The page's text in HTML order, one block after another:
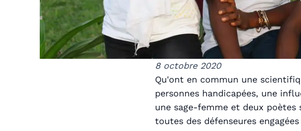
8 octobre 2020
Qu'ont en commun une
personnes handicapées, une
une sage-femme et deux
toutes des défenseures